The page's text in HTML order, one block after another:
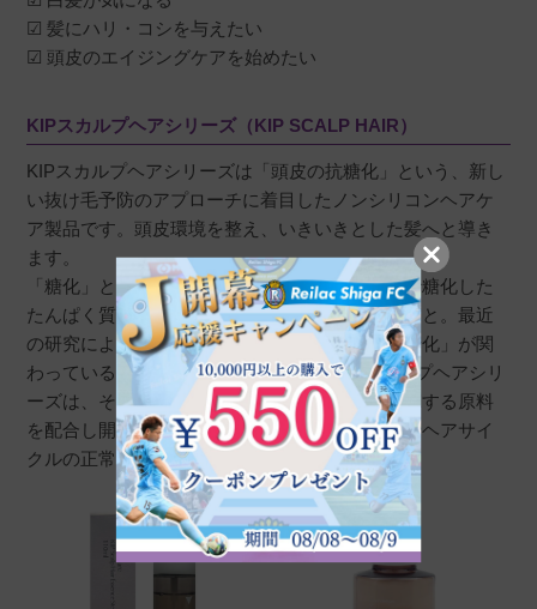
☑ 髪にハリ・コシを与えたい
☑ 頭皮のエイジングケアを始めたい
KIPスカルプヘアシリーズ（KIP SCALP HAIR）
KIPスカルプヘアシリーズは「頭皮の抗糖化」という、新し
い抜け毛予防のアプローチに着目したノンシリコンヘアケ
ア製品です。頭皮環境を整え、いきいきとした髪へと導き
ます。
「糖化」とは、たんぱく質と糖が結びつくことで糖化した
たんぱく質が生成され、体内に蓄積してしまうこと。最近
の研究によると、頭皮の老化にも「毛包周囲の糖化」が関
わっていること明らかになりました。KIPスカルプヘアシリ
ーズは、そんな頭皮への高いい抗糖化効果を発揮する原料
を配合し開発。抜け毛予防として、毛包の保護やヘアサイ
クルの正常化を促します。